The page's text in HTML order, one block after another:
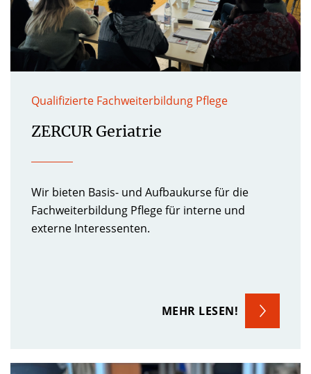
Qualifizierte Fachweiterbildung Pflege
ZERCUR Geriatrie
Wir bieten Basis- und Aufbaukurse für die
Fachweiterbildung Pflege für interne und
externe Interessenten.
MEHR LESEN!